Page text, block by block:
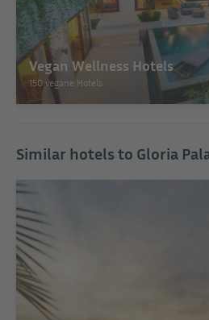
Vegan Wellness Hotels
150 vegane Hotels
Similar hotels to Gloria